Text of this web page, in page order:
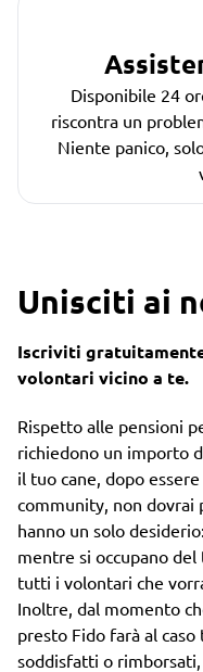
Disponibile 24
riscontra un
Niente panico,
Unisciti ai
Iscriviti
volontari vicino a te.
Rispetto alle pensioni
richiedono un importo
il tuo cane, dopo
community, non dovrai
hanno un solo
mentre si occupano
tutti i volontari che
Inoltre, dal momento
presto Fido farà al
soddisfatti o rimborsati,